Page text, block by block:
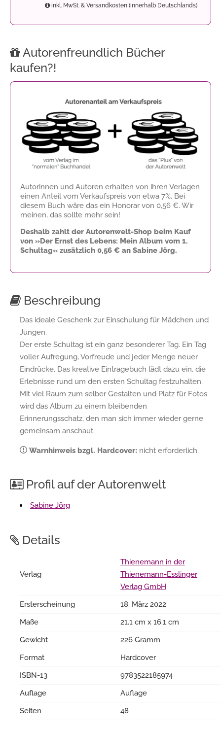
inkl. MwSt. & Versandkosten (innerhalb Deutschlands)
Autorenfreundlich Bücher
kaufen?!
Autorinnen und Autoren erhalten von ihren Verlagen
einen Anteil vom Verkaufspreis von etwa 7%. Bei
diesem Buch wäre das ein Honorar von 0,56 €. Wir
meinen, das sollte mehr sein!
Deshalb zahlt der Autorenwelt-Shop beim Kauf
von »Der Ernst des Lebens: Mein Album vom 1.
Schultag« zusätzlich 0,56 € an Sabine Jörg.
Beschreibung
Das ideale Geschenk zur Einschulung für Mädchen und
Jungen.
Der erste Schultag ist ein ganz besonderer Tag. Ein Tag
voller Aufregung, Vorfreude und jeder Menge neuer
Eindrücke. Das kreative Eintragebuch lädt dazu ein, die
Erlebnisse rund um den ersten Schultag festzuhalten.
Mit viel Raum zum selber Gestalten und Platz für Fotos
wird das Album zu einem bleibenden
Erinnerungsschatz, den man sich immer wieder gerne
gemeinsam anschaut.
Warnhinweis bzgl. Hardcover: nicht erforderlich.
Profil auf der Autorenwelt
Sabine Jörg
Details
Verlag
Thienemann in der
Thienemann-Esslinger
Verlag GmbH
Ersterscheinung
18. März 2022
Maße
21.1 cm x 16.1 cm
Gewicht
226 Gramm
Format
Hardcover
ISBN-13
9783522185974
Auflage
Auflage
Seiten
48